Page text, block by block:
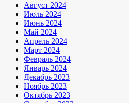
Август 2024
Июль 2024
Июнь 2024
Май 2024
Апрель 2024
Март 2024
Февраль 2024
Январь 2024
Декабрь 2023
Ноябрь 2023
Октябрь 2023